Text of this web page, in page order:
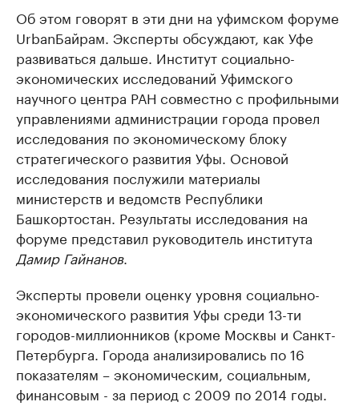
Об этом говорят в эти дни на уфимском форуме
UrbanБайрам. Эксперты обсуждают, как Уфе
развиваться дальше. Институт социально-
экономических исследований Уфимского
научного центра РАН совместно с профильными
управлениями администрации города провел
исследования по экономическому блоку
стратегического развития Уфы. Основой
исследования послужили материалы
министерств и ведомств Республики
Башкортостан. Результаты исследования на
форуме представил руководитель института
Дамир Гайнанов.
Эксперты провели оценку уровня социально-
экономического развития Уфы среди 13-ти
городов-миллионников (кроме Москвы и Санкт-
Петербурга. Города анализировались по 16
показателям – экономическим, социальным,
финансовым - за период с 2009 по 2014 годы.